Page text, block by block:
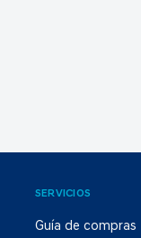
SERVICIOS
Guía de compras